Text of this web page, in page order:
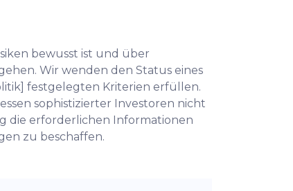
bewusst ist und über
Wir wenden den Status eines
festgelegten Kriterien erfüllen.
sophistizierter Investoren nicht
die erforderlichen Informationen
zu beschaffen.